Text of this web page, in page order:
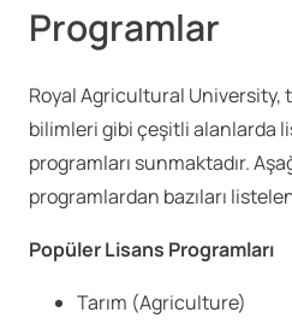
Programlar
Royal Agricultural University,
bilimleri gibi çeşitli alanlarda
programları sunmaktadır.
programlardan bazıları
Popüler Lisans Programları
Tarım (Agriculture)